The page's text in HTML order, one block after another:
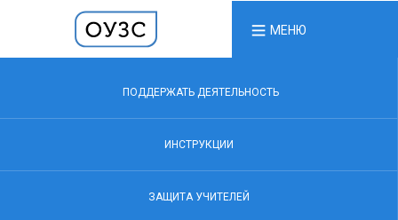
МЕНЮ
ПОДДЕРЖАТЬ ДЕЯТЕЛЬНОСТЬ
ИНСТРУКЦИИ
ЗАЩИТА УЧИТЕЛЕЙ